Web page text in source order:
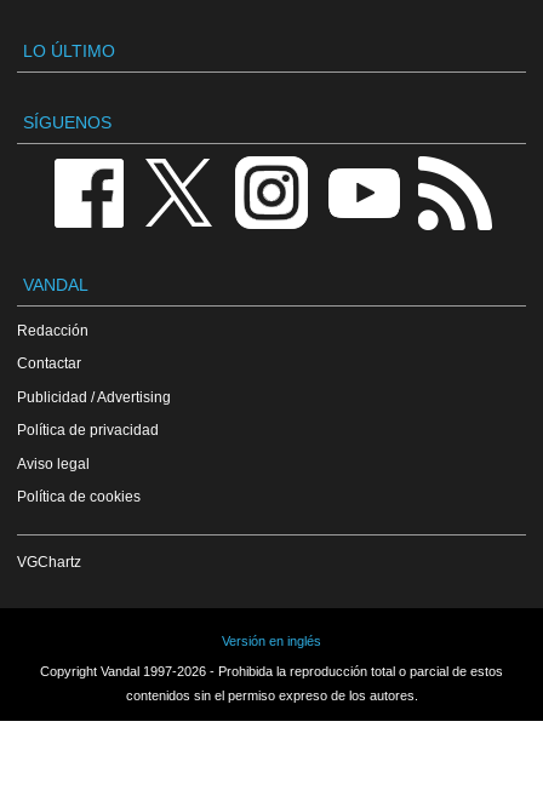
LO ÚLTIMO
SÍGUENOS
VANDAL
Redacción
Contactar
Publicidad / Advertising
Política de privacidad
Aviso legal
Política de cookies
VGChartz
Versión en inglés
Copyright Vandal 1997-2026 - Prohibida la reproducción total o parcial de estos
contenidos sin el permiso expreso de los autores.